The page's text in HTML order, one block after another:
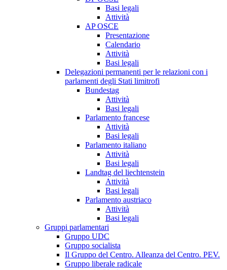
Basi legali
Attività
AP OSCE
Presentazione
Calendario
Attività
Basi legali
Delegazioni permanenti per le relazioni con i
parlamenti degli Stati limitrofi
Bundestag
Attività
Basi legali
Parlamento francese
Attività
Basi legali
Parlamento italiano
Attività
Basi legali
Landtag del liechtenstein
Attività
Basi legali
Parlamento austriaco
Attività
Basi legali
Gruppi parlamentari
Gruppo UDC
Gruppo socialista
Il Gruppo del Centro. Alleanza del Centro. PEV.
Gruppo liberale radicale